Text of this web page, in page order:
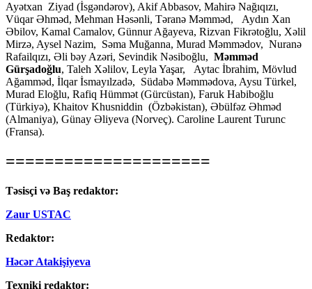
Ayətxan Ziyad (İsgəndərov), Akif Abbasov, Mahirə Nağıqızı,
Vüqar Əhməd, Mehman Həsənli, Təranə Məmməd, Aydın Xan
Əbilov, Kamal Camalov, Günnur Ağayeva, Rizvan Fikrətoğlu, Xəlil
Mirzə, Aysel Nazim, Səma Muğanna, Murad Məmmədov, Nuranə
Rafailqızı, Əli bəy Azəri, Sevindik Nəsiboğlu, Məmməd
Gürşadoğlu, Taleh Xəlilov, Leyla Yaşar, Aytac İbrahim, Mövlud
Ağamməd, İlqar İsmayılzadə, Südabə Məmmədova, Aysu Türkel,
Murad Eloğlu, Rafiq Hümmət (Gürcüstan), Faruk Habiboğlu
(Türkiyə), Khaitov Khusniddin (Özbəkistan), Əbülfəz Əhməd
(Almaniya), Günay Əliyeva (Norveç). Caroline Laurent Turunc
(Fransa).
=====================
Təsisçi və Baş redaktor:
Zaur USTAC
Redaktor:
Həcər Atakişiyeva
Texniki redaktor: